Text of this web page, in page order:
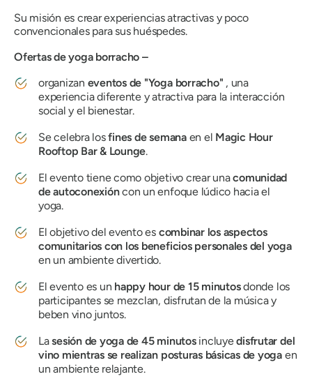
Su misión es crear experiencias atractivas y poco
convencionales para sus huéspedes.
Ofertas de yoga borracho –
organizan eventos de "Yoga borracho" , una
experiencia diferente y atractiva para la interacción
social y el bienestar.
Se celebra losfines de semanaen el Magic Hour
Rooftop Bar & Lounge.
El evento tiene como objetivo crear unacomunidad
de autoconexióncon un enfoque lúdico hacia el
yoga.
El objetivo del evento es combinar los aspectos
comunitarios con los beneficios personales del yoga
en un ambiente divertido.
El evento es un happy hour de 15 minutosdonde los
participantes se mezclan, disfrutan de la música y
beben vino juntos.
Lasesión de yoga de 45 minutosincluyedisfrutar del
vino mientras se realizan posturas básicas de yoga en
un ambiente relajante.